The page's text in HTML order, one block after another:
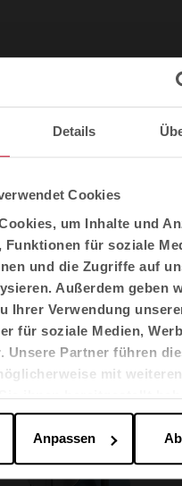
Details
Cookies
um Inhalte und
Funktionen für soziale
und die Zugriffe auf
Außerdem geben
Ihrer Verwendung
für soziale Medien,
Unsere Partner führen
mit
ihnen bereitgestellt
Ihrer Nutzung der
Anpassen
1 2 3